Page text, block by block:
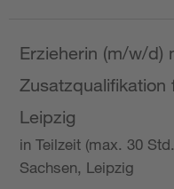
Erzieherin (m/w/d)
Zusatzqualifikation
Leipzig
in Teilzeit (max. 30
Sachsen, Leipzig